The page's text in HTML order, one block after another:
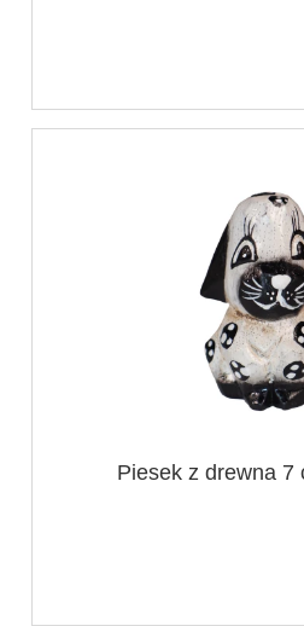
Piesek z drewna 7